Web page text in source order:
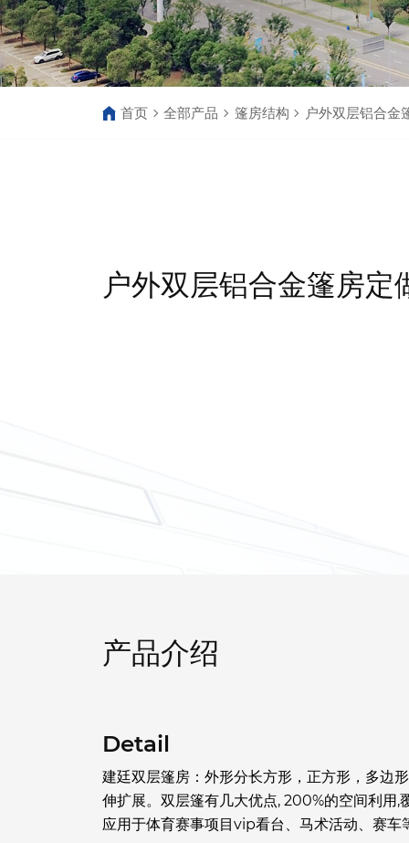
首页 全部产品 篷房结构 户外双层铝合金
户外双层铝合金篷房定
产品介绍
Detail
建廷双层篷房：外形分长方形，正方形，多边
伸扩展。双层篷有几大优点, 200%的空间利用
应用于体育赛事项目vip看台、马术活动、赛车